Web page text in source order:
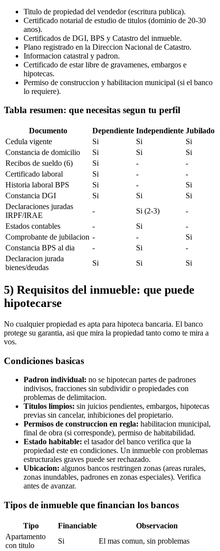
Titulo de propiedad del vendedor (escritura publica).
Certificado notarial de estudio de titulos (dominio de 20-30
anos).
Certificados de DGI, BPS y Catastro del inmueble.
Plano registrado en la Direccion Nacional de Catastro.
Informacion catastral y padron.
Certificado de estar libre de gravamenes, embargos e
hipotecas.
Permiso de construccion y habilitacion municipal (si el banco
lo requiere).
Tabla resumen: que necesitas segun tu perfil
Documento Dependiente Independiente Jubilado
Cedula vigente
Si Si
Si
Constancia de domicilio
Si Si
Si
Recibos de sueldo (6)
Si -
-
Certificado laboral
Si -
-
Historia laboral BPS
Si -
Si
Constancia DGI
Si Si
Si
Declaraciones juradas
IRPF/IRAE
- Si (2-3)
-
Estados contables
- Si
-
Comprobante de jubilacion - -
Si
Constancia BPS al dia
- Si
-
Declaracion jurada
bienes/deudas
Si Si Si
5) Requisitos del inmueble: que puede
hipotecarse
No cualquier propiedad es apta para hipoteca bancaria. El banco
protege su garantia, asi que mira la propiedad tanto como te mira a
vos.
Condiciones basicas
Padron individual: no se hipotecan partes de padrones
indivisos, fracciones sin subdividir o propiedades con
problemas de delimitacion.
Titulos limpios: sin juicios pendientes, embargos, hipotecas
previas sin cancelar, inhibiciones del propietario.
Permisos de construccion en regla: habilitacion municipal,
final de obra (si corresponde), permiso de habitabilidad.
Estado habitable: el tasador del banco verifica que la
propiedad este en condiciones. Un inmueble con problemas
estructurales graves puede ser rechazado.
Ubicacion: algunos bancos restringen zonas (areas rurales,
zonas inundables, padrones en zonas especiales). Verifica
antes de avanzar.
Tipos de inmueble que financian los bancos
Tipo Financiable
Observacion
Apartamento
con titulo
Si
El mas comun, sin problemas